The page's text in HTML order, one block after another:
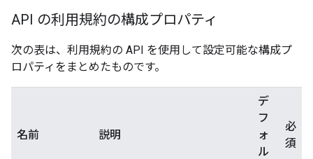
API の利用規約の構成プロパティ
次の表は、利用規約の API を使用して設定可能な構成プ
ロパティをまとめたものです。
名前 説明
デ
フ
ォ
ル
必
須